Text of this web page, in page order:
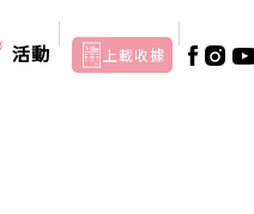
活動 上載收據